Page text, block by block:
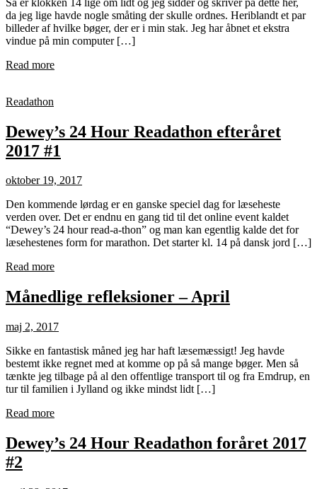
da jeg lige havde nogle småting der skulle ordnes. Heriblandt et par
billeder af hvilke bøger, der er i min stak. Jeg har åbnet et ekstra
vindue på min computer […]
Read more
Readathon
Dewey’s 24 Hour Readathon efteråret
2017 #1
oktober 19, 2017
Den kommende lørdag er en ganske speciel dag for læseheste
verden over. Det er endnu en gang tid til det online event kaldet
“Dewey’s 24 hour read-a-thon” og man kan egentlig kalde det for
læsehestenes form for marathon. Det starter kl. 14 på dansk jord […]
Read more
Månedlige refleksioner – April
maj 2, 2017
Sikke en fantastisk måned jeg har haft læsemæssigt! Jeg havde
bestemt ikke regnet med at komme op på så mange bøger. Men så
tænkte jeg tilbage på al den offentlige transport til og fra Emdrup, en
tur til familien i Jylland og ikke mindst lidt […]
Read more
Dewey’s 24 Hour Readathon foråret 2017
#2